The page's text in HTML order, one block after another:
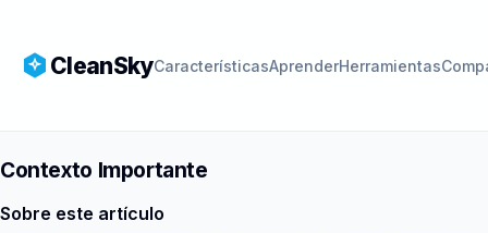
CleanSkyCaracterísticasAprenderHerramientas
Contexto Importante
Sobre este artículo